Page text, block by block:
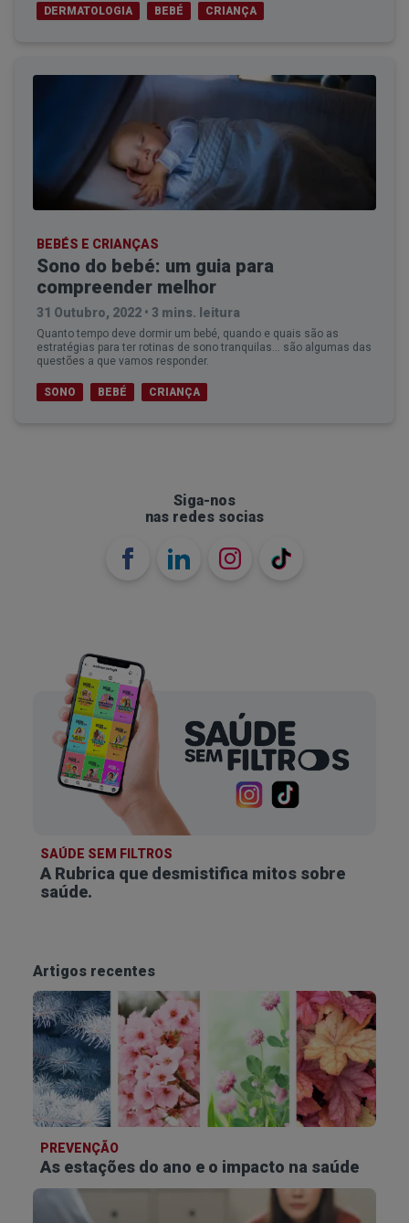
DERMATOLOGIA BEBÉ CRIANÇA
BEBÉS E CRIANÇAS
Sono do bebé: um guia para
compreender melhor
31 Outubro, 2022 • 3 mins. leitura
Quanto tempo deve dormir um bebé, quando e quais são as
estratégias para ter rotinas de sono tranquilas... são algumas das
questões a que vamos responder.
SONO BEBÉ CRIANÇA
Siga-nos
nas redes socias
SAÚDE SEM FILTROS
A Rubrica que desmistifica mitos sobre
saúde.
Artigos recentes
PREVENÇÃO
As estações do ano e o impacto na saúde